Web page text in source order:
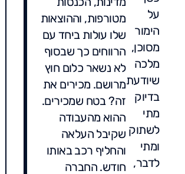
על
הימור
מסוכן,
מלכה
שיודעת
בדיוק
מתי
לשתוק
ומתי
לדבר,
מטורפות, וההוצאות
שלו עולות ביחד עם
הרווחים כך שבסוף
לא נשאר כלום חוץ
מרושם. מכירים את
זה? בטח שמכירים.
ההוא מהעבודה
שקיבל העלאה
והחליף רכב באותו
חודש. החברה